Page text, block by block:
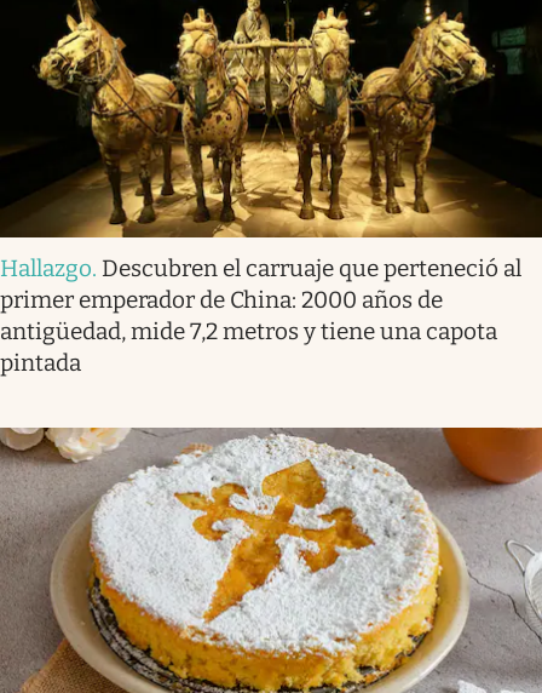
Hallazgo. Descubren el carruaje que perteneció al
primer emperador de China: 2000 años de
antigüedad, mide 7,2 metros y tiene una capota
pintada